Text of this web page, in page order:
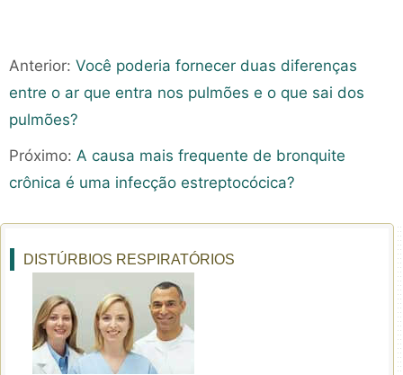
Anterior: Você poderia fornecer duas diferenças
entre o ar que entra nos pulmões e o que sai dos
pulmões?
Próximo: A causa mais frequente de bronquite
crônica é uma infecção estreptocócica?
DISTÚRBIOS RESPIRATÓRIOS